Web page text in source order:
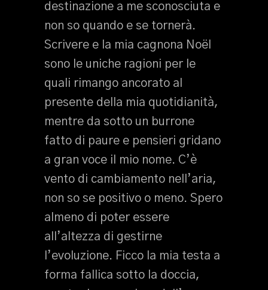
destinazione a me sconosciuta e
non so quando e se tornerà.
Scrivere e la mia cagnona Noël
sono le uniche ragioni per le
quali rimango ancorato al
presente della mia quotidianità,
mentre da sotto un burrone
fatto di paure e pensieri gridano
a gran voce il mio nome. C’è
vento di cambiamento nell’aria,
non so se positivo o meno. Spero
almeno di poter essere
all’altezza di gestirne
l’evoluzione. Ficco la mia testa a
forma fallica sotto la doccia,